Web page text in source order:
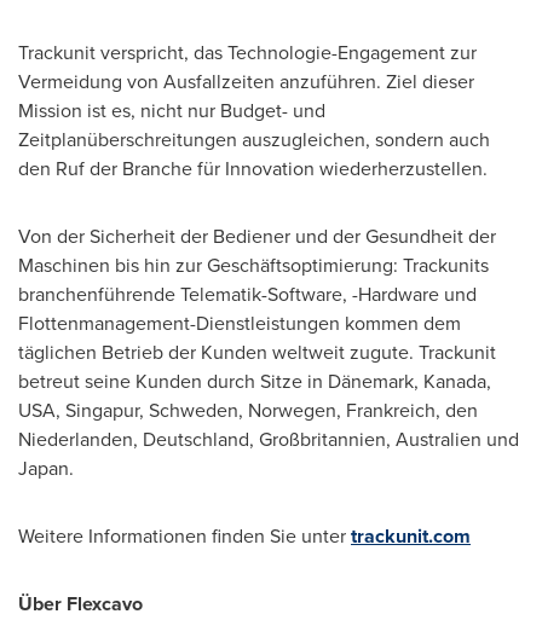
Trackunit verspricht, das Technologie-Engagement zur
Vermeidung von Ausfallzeiten anzuführen. Ziel dieser
Mission ist es, nicht nur Budget- und
Zeitplanüberschreitungen auszugleichen, sondern auch
den Ruf der Branche für Innovation wiederherzustellen.
Von der Sicherheit der Bediener und der Gesundheit der
Maschinen bis hin zur Geschäftsoptimierung: Trackunits
branchenführende Telematik-Software, -Hardware und
Flottenmanagement-Dienstleistungen kommen dem
täglichen Betrieb der Kunden weltweit zugute. Trackunit
betreut seine Kunden durch Sitze in Dänemark, Kanada,
USA, Singapur, Schweden, Norwegen, Frankreich, den
Niederlanden, Deutschland, Großbritannien, Australien und
Japan.
Weitere Informationen finden Sie untertrackunit.com
Über Flexcavo